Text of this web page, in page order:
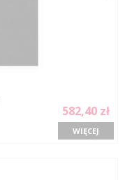
582,40 zł
WIĘCEJ